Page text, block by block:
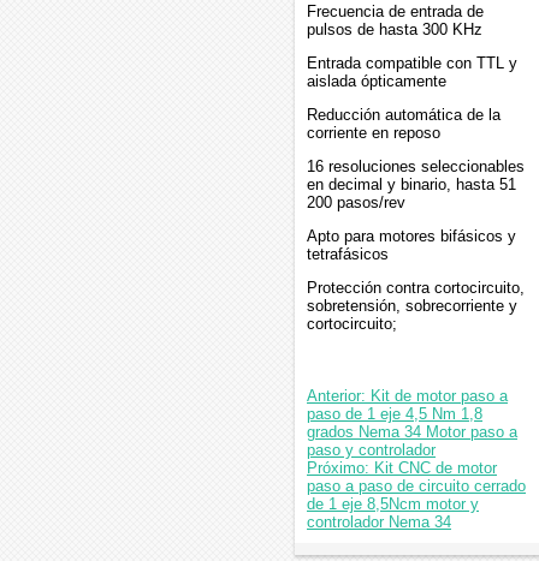
Frecuencia de entrada de
pulsos de hasta 300 KHz
Entrada compatible con TTL y
aislada ópticamente
Reducción automática de la
corriente en reposo
16 resoluciones seleccionables
en decimal y binario, hasta 51
200 pasos/rev
Apto para motores bifásicos y
tetrafásicos
Protección contra cortocircuito,
sobretensión, sobrecorriente y
cortocircuito;
Anterior: Kit de motor paso a
paso de 1 eje 4,5 Nm 1,8
grados Nema 34 Motor paso a
paso y controlador
Próximo: Kit CNC de motor
paso a paso de circuito cerrado
de 1 eje 8,5Ncm motor y
controlador Nema 34